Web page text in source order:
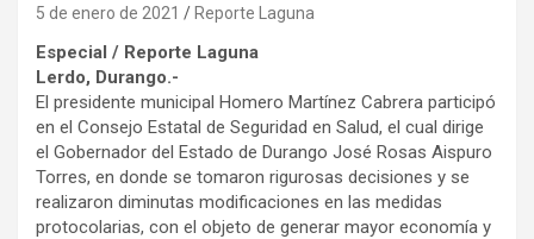
5 de enero de 2021 Reporte Laguna
Especial / Reporte Laguna
Lerdo, Durango.-
El presidente municipal Homero Martínez Cabrera participó
en el Consejo Estatal de Seguridad en Salud, el cual dirige
el Gobernador del Estado de Durango José Rosas Aispuro
Torres, en donde se tomaron rigurosas decisiones y se
realizaron diminutas modificaciones en las medidas
protocolarias, con el objeto de generar mayor economía y